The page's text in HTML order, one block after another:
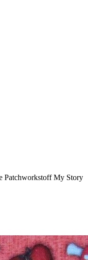
Patchworkstoff My Story